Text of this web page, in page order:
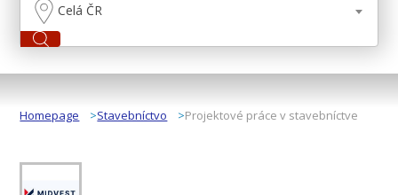
Celá ČR
Homepage Stavebníctvo Projektové práce v stavebníctve